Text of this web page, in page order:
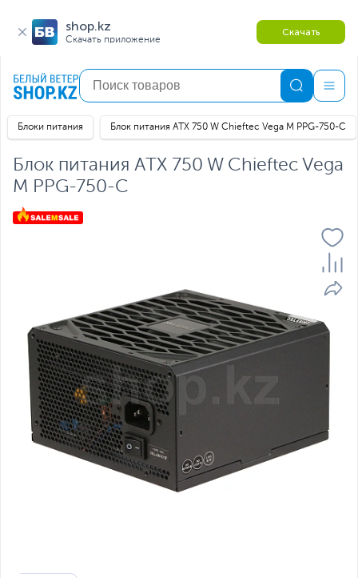
shop.kz
Скачать приложение
Скачать
Блоки питания Блок питания ATX 750 W Chieftec Vega M PPG-750-C
Блок питания ATX 750 W Chieftec Vega
M PPG-750-C